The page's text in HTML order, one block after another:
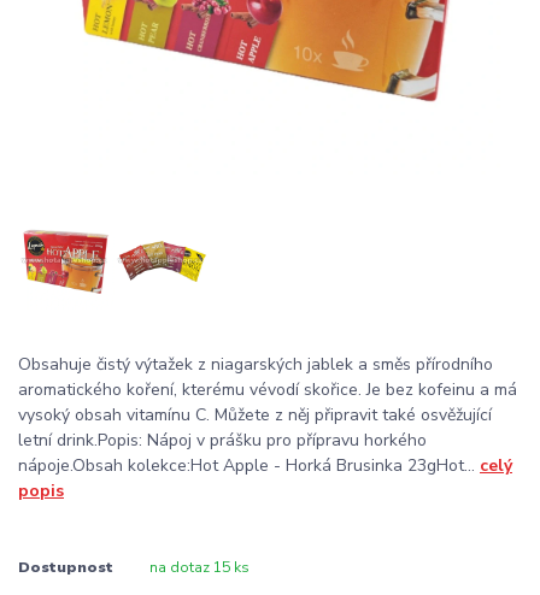
Obsahuje čistý výtažek z niagarských jablek a směs přírodního
aromatického koření, kterému vévodí skořice. Je bez kofeinu a má
vysoký obsah vitamínu C. Můžete z něj připravit také osvěžující
letní drink.Popis: Nápoj v prášku pro přípravu horkého
nápoje.Obsah kolekce:Hot Apple - Horká Brusinka 23gHot... celý
popis
Dostupnost na dotaz 15 ks